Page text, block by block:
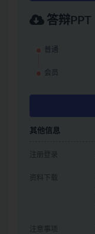
答辩PPT
普通
会员
其他信息
注册登录
资料下载
注意事项